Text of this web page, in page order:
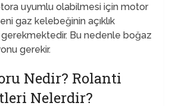
uyumlu olabilmesi için motor
gaz kelebeğinin açıklık
gerekmektedir. Bu nedenle boğaz
gerekir.
Nedir? Rolanti
Nelerdir?